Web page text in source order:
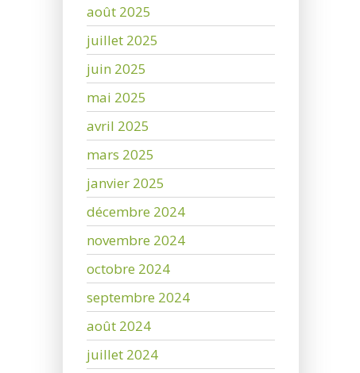
août 2025
juillet 2025
juin 2025
mai 2025
avril 2025
mars 2025
janvier 2025
décembre 2024
novembre 2024
octobre 2024
septembre 2024
août 2024
juillet 2024